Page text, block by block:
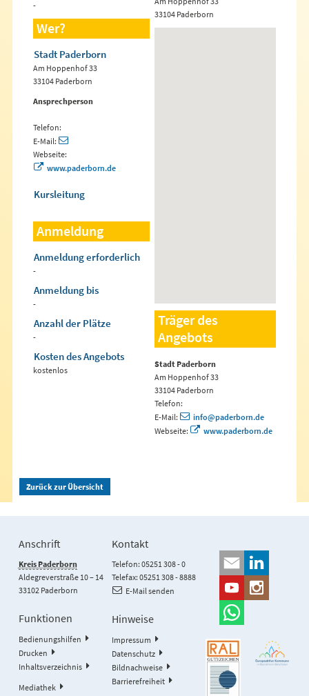
-
Wer?
Stadt Paderborn
Am Hoppenhof 33
33104 Paderborn
Ansprechperson
Telefon:
E-Mail:
Webseite:
www.paderborn.de
Kursleitung
Anmeldung
Anmeldung erforderlich
-
Anmeldung bis
-
Anzahl der Plätze
-
Kosten des Angebots
kostenlos
33104 Paderborn
Träger des
Angebots
Stadt Paderborn
Am Hoppenhof 33
33104 Paderborn
Telefon:
E-Mail:
info@paderborn.de
Webseite:
www.paderborn.de
Zurück zur Übersicht
Anschrift
Kreis Paderborn
Aldegreverstraße 10 – 14
33102 Paderborn
Kontakt
Telefon: 05251 308 - 0
Telefax: 05251 308 - 8888
E-Mail senden
Funktionen
Bedienungshilfen
Drucken
Inhaltsverzeichnis
Mediathek
Hinweise
Impressum
Datenschutz
Bildnachweise
Barrierefreiheit